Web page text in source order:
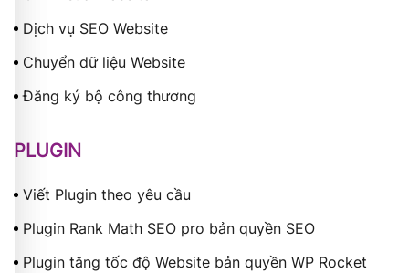
Dịch vụ SEO Website
Chuyển dữ liệu Website
Đăng ký bộ công thương
PLUGIN
Viết Plugin theo yêu cầu
Plugin Rank Math SEO pro bản quyền SEO
Plugin tăng tốc độ Website bản quyền WP Rocket